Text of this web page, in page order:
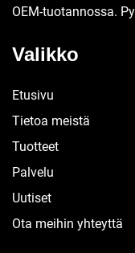
OEM-tuotannossa.
Valikko
Etusivu
Tietoa meistä
Tuotteet
Palvelu
Uutiset
Ota meihin yhteyttä